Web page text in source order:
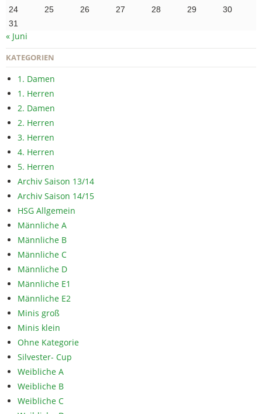
24
25 26 27 28 29
30
31
« Juni
KATEGORIEN
1. Damen
1. Herren
2. Damen
2. Herren
3. Herren
4. Herren
5. Herren
Archiv Saison 13/14
Archiv Saison 14/15
HSG Allgemein
Männliche A
Männliche B
Männliche C
Männliche D
Männliche E1
Männliche E2
Minis groß
Minis klein
Ohne Kategorie
Silvester- Cup
Weibliche A
Weibliche B
Weibliche C